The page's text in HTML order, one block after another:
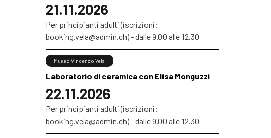
21.11.2026
Per principianti adulti (iscrizioni:
booking.vela@admin.ch) - dalle 9.00 alle 12.30
Laboratorio di ceramica con Elisa Monguzzi
22.11.2026
Museo Vincenzo Vela
Per principianti adulti (iscrizioni:
booking.vela@admin.ch) - dalle 9.00 alle 12.30